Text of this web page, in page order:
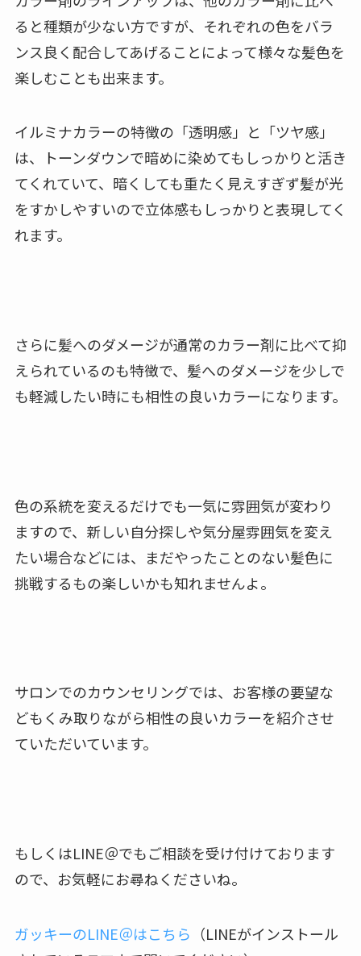
ると種類が少ない方ですが、それぞれの色をバラ
ンス良く配合してあげることによって様々な髪色を
楽しむことも出来ます。
イルミナカラーの特徴の「透明感」と「ツヤ感」
は、トーンダウンで暗めに染めてもしっかりと活き
てくれていて、暗くしても重たく見えすぎず髪が光
をすかしやすいので立体感もしっかりと表現してく
れます。
さらに髪へのダメージが通常のカラー剤に比べて抑
えられているのも特徴で、髪へのダメージを少しで
も軽減したい時にも相性の良いカラーになります。
色の系統を変えるだけでも一気に雰囲気が変わり
ますので、新しい自分探しや気分屋雰囲気を変え
たい場合などには、まだやったことのない髪色に
挑戦するもの楽しいかも知れませんよ。
サロンでのカウンセリングでは、お客様の要望な
どもくみ取りながら相性の良いカラーを紹介させ
ていただいています。
もしくはLINE＠でもご相談を受け付けております
ので、お気軽にお尋ねくださいね。
ガッキーのLINE＠はこちら （LINEがインストール